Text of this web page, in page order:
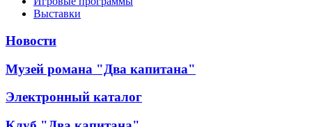
Выставки
Новости
Музей романа "Два капитана"
Электронный каталог